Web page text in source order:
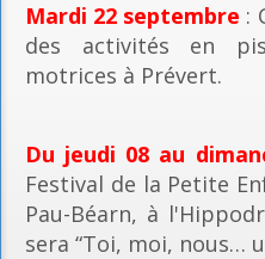
Mardi 22 septembre :
des activités en
motrices à Prévert.
Du jeudi 08 au
Festival de la Petite
Pau-Béarn, à
sera “Toi, moi, nous…